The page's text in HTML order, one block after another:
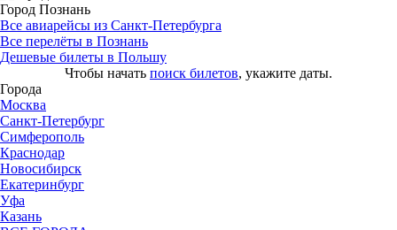
Город Познань
Все авиарейсы из Санкт-Петербурга
Все перелёты в Познань
Дешевые билеты в Польшу
Чтобы начать поиск билетов, укажите даты.
Города
Москва
Санкт-Петербург
Симферополь
Краснодар
Новосибирск
Екатеринбург
Уфа
Казань